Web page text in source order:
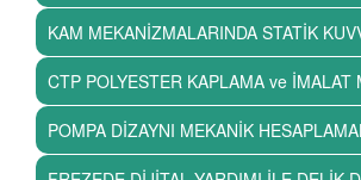
KAM MEKANİZMALARINDA STATİK
CTP POLYESTER KAPLAMA ve İMALAT
POMPA DİZAYNI MEKANİK